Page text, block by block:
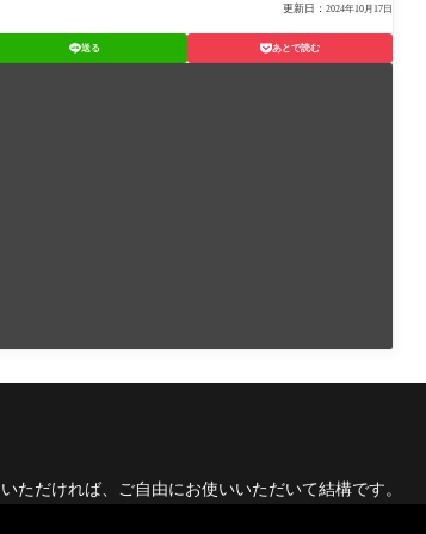
更新日： 2024年10月17日
送る あとで読む
ただければ、ご自由にお使いいただいて結構です。